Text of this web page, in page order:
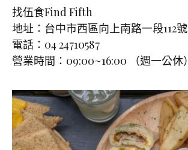
找伍食Find Fifth
地址：台中市西區向上南路一段112號
電話：04 24710587
營業時間：09:00~16:00 （週一公休）